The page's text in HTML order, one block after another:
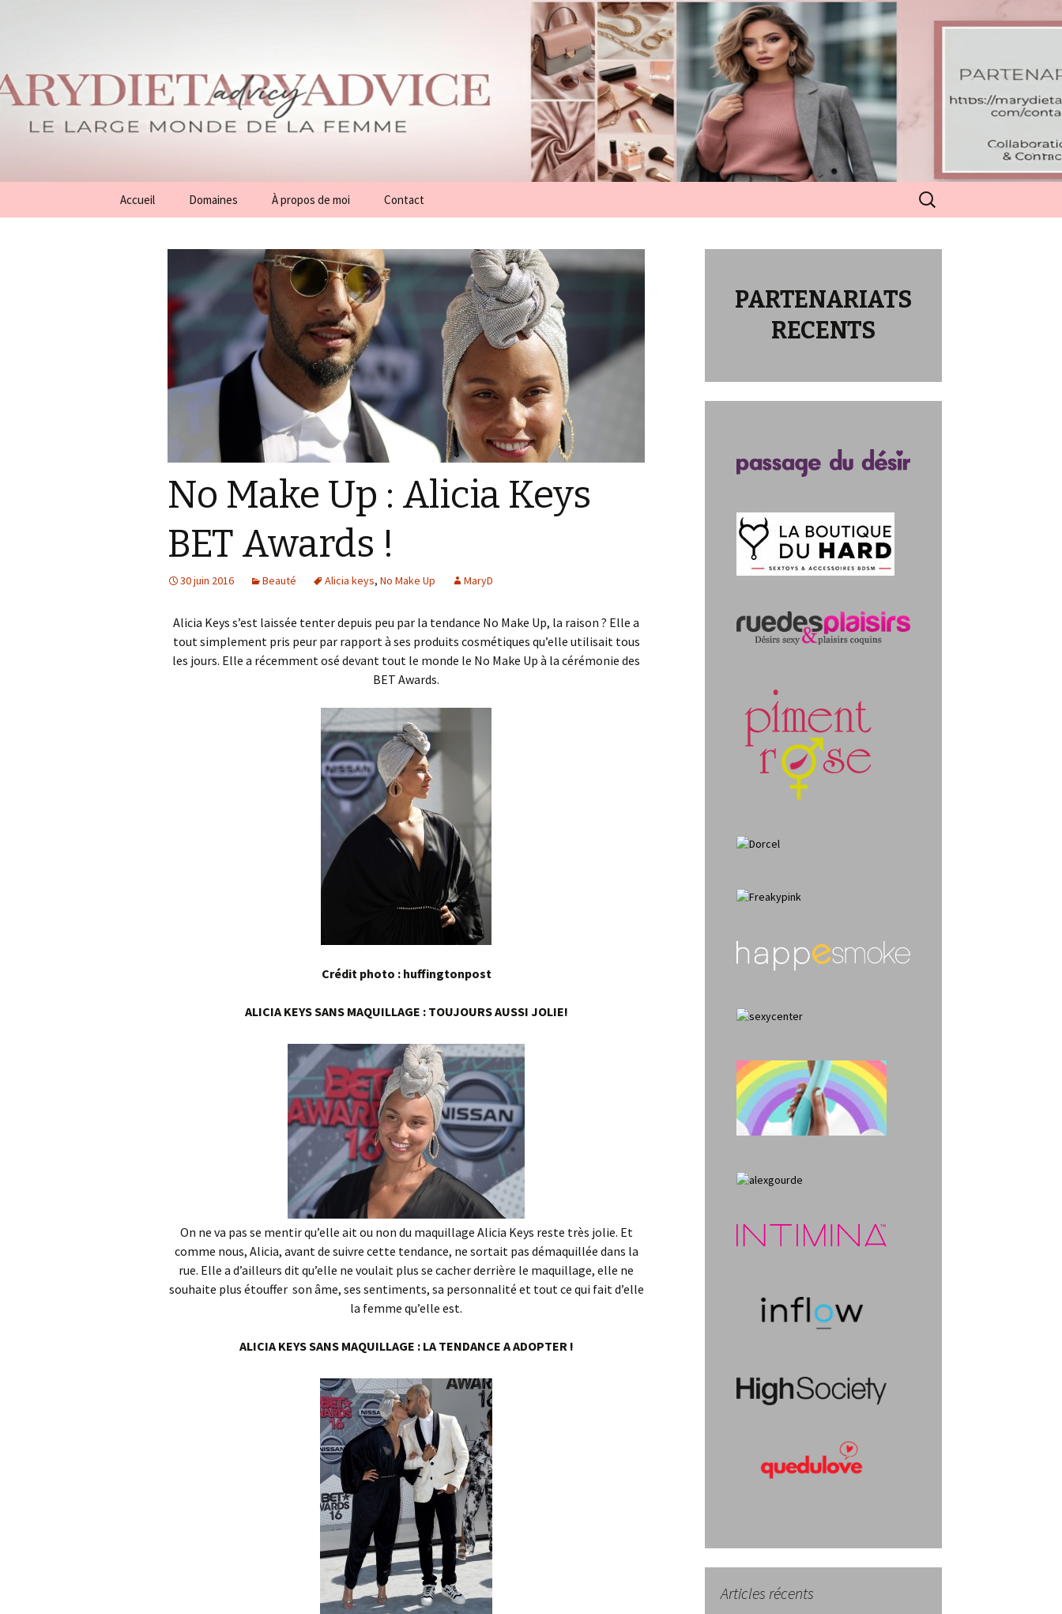
Accueil Domaines
Généralités
Accessoires
téléphoniques
Les petits délices
Bien être de nos
À propos de moi Contact
Rechercher :
No Make Up : Alicia Keys
BET Awards !
30 juin 2016 Beauté Alicia keys, No Make Up MaryD
Alicia Keys s’est laissée tenter depuis peu par la tendance No Make Up, la raison ? Elle a
tout simplement pris peur par rapport à ses produits cosmétiques qu’elle utilisait tous
les jours. Elle a récemment osé devant tout le monde le No Make Up à la cérémonie des
BET Awards.
Crédit photo : huffingtonpost
ALICIA KEYS SANS MAQUILLAGE : TOUJOURS AUSSI JOLIE!
On ne va pas se mentir qu’elle ait ou non du maquillage Alicia Keys reste très jolie. Et
comme nous, Alicia, avant de suivre cette tendance, ne sortait pas démaquillée dans la
rue. Elle a d’ailleurs dit qu’elle ne voulait plus se cacher derrière le maquillage, elle ne
souhaite plus étouffer son âme, ses sentiments, sa personnalité et tout ce qui fait d’elle
la femme qu’elle est.
ALICIA KEYS SANS MAQUILLAGE : LA TENDANCE A ADOPTER !
PARTENARIATS
RECENTS
Articles récents